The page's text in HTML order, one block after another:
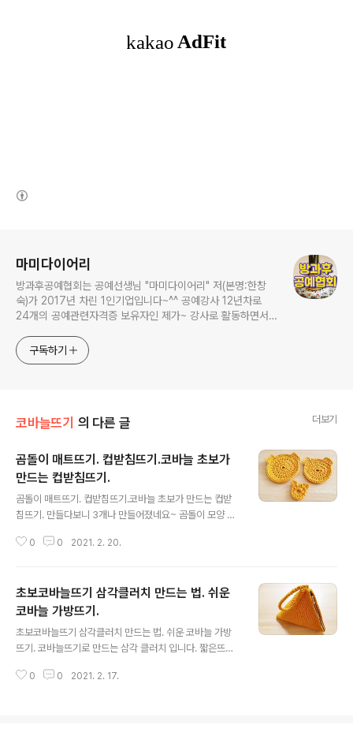
마미다이어리
방과후공예협회는 공예선생님 "마미다이어리" 저(본명:한창
숙)가 2017년 차린 1인기업입니다~^^ 공예강사 12년차로
24개의 공예관련자격증 보유자인 제가~ 강사로 활동하면서
평생교육 시대에 어떻게 하면 잘 놀 수 있을까를 연구한답니
다. 취미를 가진 사람이 훨씬 더 풍요로운 삶을 살 수 있다는
구독하기
코바늘뜨기 의 다른 글 더보기
곰돌이 매트뜨기. 컵받침뜨기.코바늘 초보가
만드는 컵받침뜨기.
곰돌이 매트뜨기. 컵받침뜨기.코바늘 초보가 만드는 컵받
침뜨기. 만들다보니 3개나 만들어졌네요~ 곰돌이 모양 컵
도 이쁠것 같네요.. 아빠곰은 한길긴뜨기를 이용했구요 엄
에 담았습니다. ★재료: 브릿지(1볼에 여러개 만들 수 있어
요)/5mm코바늘/돗바늘 ★브릿지실?https://coupa.n
g/bRIfIi “파트너스 활동을 통해 일정액의 수수료를 제공
받을 수 있음" ★손뜨개 모든영상을 보시려면은? http://b
★네이버까페: https://cafe.naver.com/das..
0 0 2021. 2. 20.
초보코바늘뜨기 삼각클러치 만드는 법. 쉬운
코바늘 가방뜨기.
초보코바늘뜨기 삼각클러치 만드는 법. 쉬운 코바늘 가방
뜨기. 코바늘뜨기로 만드는 삼각 클러치 입니다. 짧은뜨기
있습니다. 용기내서 도전해보세요~ 브릿지라는 실을 사용
0 0 2021. 2. 17.